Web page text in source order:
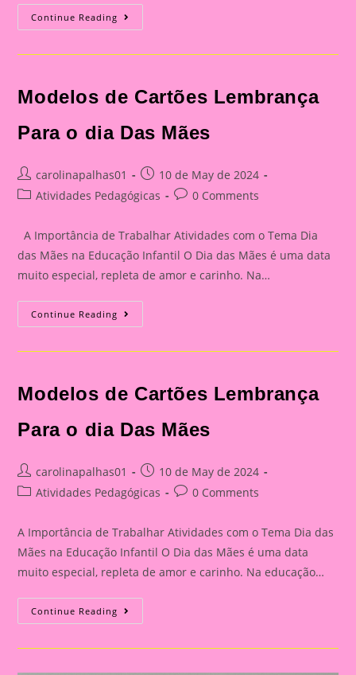
Continue Reading Atividade
Dia
Modelos de Cartões Lembrança
Para o dia Das Mães
Post
author:
carolinapalhas01
Post
published:
10 de May de 2024
PostAtividades Pedagógicas
Post0 Comments
A Importância de Trabalhar Atividades com o Tema Dia
das Mães na Educação Infantil O Dia das Mães é uma data
muito especial, repleta de amor e carinho. Na…
Continue Reading Modelos
De
Das
Mães
Modelos de Cartões Lembrança
Para o dia Das Mães
Post
author:
carolinapalhas01
Post
published:
10 de May de 2024
PostAtividades Pedagógicas
Post0 Comments
A Importância de Trabalhar Atividades com o Tema Dia das
Mães na Educação Infantil O Dia das Mães é uma data
muito especial, repleta de amor e carinho. Na educação…
Continue Reading Modelos
De